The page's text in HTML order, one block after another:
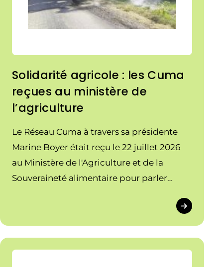
Solidarité agricole : les Cuma
reçues au ministère de
l’agriculture
Le Réseau Cuma à travers sa présidente
Marine Boyer était reçu le 22 juillet 2026
au Ministère de l'Agriculture et de la
Souveraineté alimentaire pour parler
multiplient, conduisant notamment aux
incendies en cours.